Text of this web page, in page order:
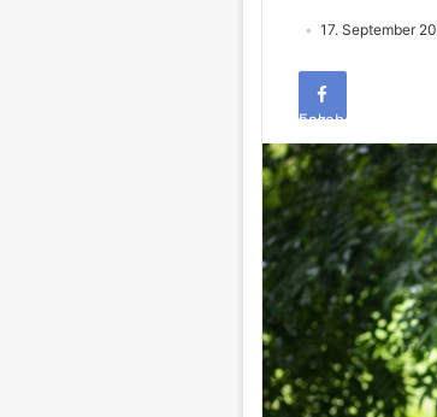
17. September
Facebook